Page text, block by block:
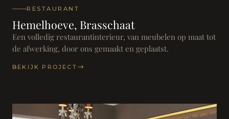
RESTAURANT
Hemelhoeve, Brasschaat
Een volledig restaurantinterieur, van meubelen op maat tot
de afwerking, door ons gemaakt en geplaatst.
BEKIJK PROJECT